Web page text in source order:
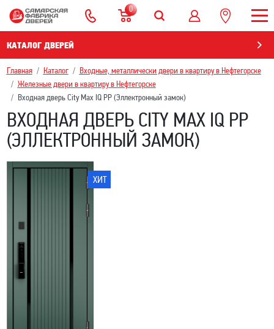
0
КАТАЛОГ ДВЕРЕЙ
Главная Каталог
Входные, металлически двери в квартиру в Нефтегорскe
Железные двери в квартиру в Нефтегорскe
Входная дверь City Max IQ PP (Эллектронный замок)
ВХОДНАЯ ДВЕРЬ CITY MAX IQ PP
(ЭЛЛЕКТРОННЫЙ ЗАМОК)
ХИТ